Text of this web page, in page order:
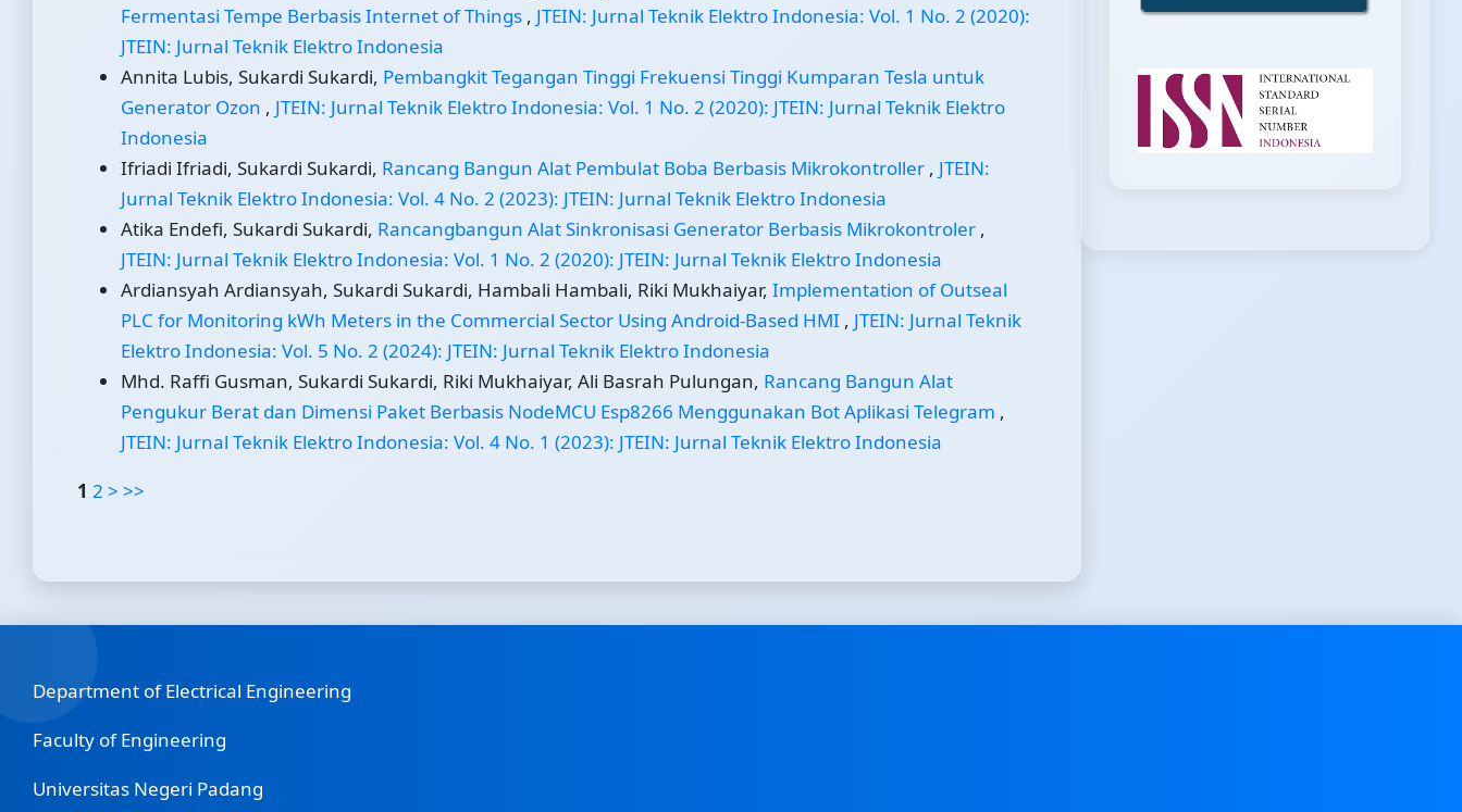
Fermentasi Tempe Berbasis Internet of Things , JTEIN: Jurnal Teknik Elektro Indonesia: Vol. 1 No. 2 (2020):
JTEIN: Jurnal Teknik Elektro Indonesia
Annita Lubis, Sukardi Sukardi, Pembangkit Tegangan Tinggi Frekuensi Tinggi Kumparan Tesla untuk
Generator Ozon , JTEIN: Jurnal Teknik Elektro Indonesia: Vol. 1 No. 2 (2020): JTEIN: Jurnal Teknik Elektro
Indonesia
Ifriadi Ifriadi, Sukardi Sukardi, Rancang Bangun Alat Pembulat Boba Berbasis Mikrokontroller , JTEIN:
Jurnal Teknik Elektro Indonesia: Vol. 4 No. 2 (2023): JTEIN: Jurnal Teknik Elektro Indonesia
Atika Endefi, Sukardi Sukardi, Rancangbangun Alat Sinkronisasi Generator Berbasis Mikrokontroler ,
JTEIN: Jurnal Teknik Elektro Indonesia: Vol. 1 No. 2 (2020): JTEIN: Jurnal Teknik Elektro Indonesia
Ardiansyah Ardiansyah, Sukardi Sukardi, Hambali Hambali, Riki Mukhaiyar, Implementation of Outseal
PLC for Monitoring kWh Meters in the Commercial Sector Using Android-Based HMI , JTEIN: Jurnal Teknik
Elektro Indonesia: Vol. 5 No. 2 (2024): JTEIN: Jurnal Teknik Elektro Indonesia
Mhd. Raffi Gusman, Sukardi Sukardi, Riki Mukhaiyar, Ali Basrah Pulungan, Rancang Bangun Alat
Pengukur Berat dan Dimensi Paket Berbasis NodeMCU Esp8266 Menggunakan Bot Aplikasi Telegram ,
JTEIN: Jurnal Teknik Elektro Indonesia: Vol. 4 No. 1 (2023): JTEIN: Jurnal Teknik Elektro Indonesia
1 2 > >>
Department of Electrical Engineering
Faculty of Engineering
Universitas Negeri Padang